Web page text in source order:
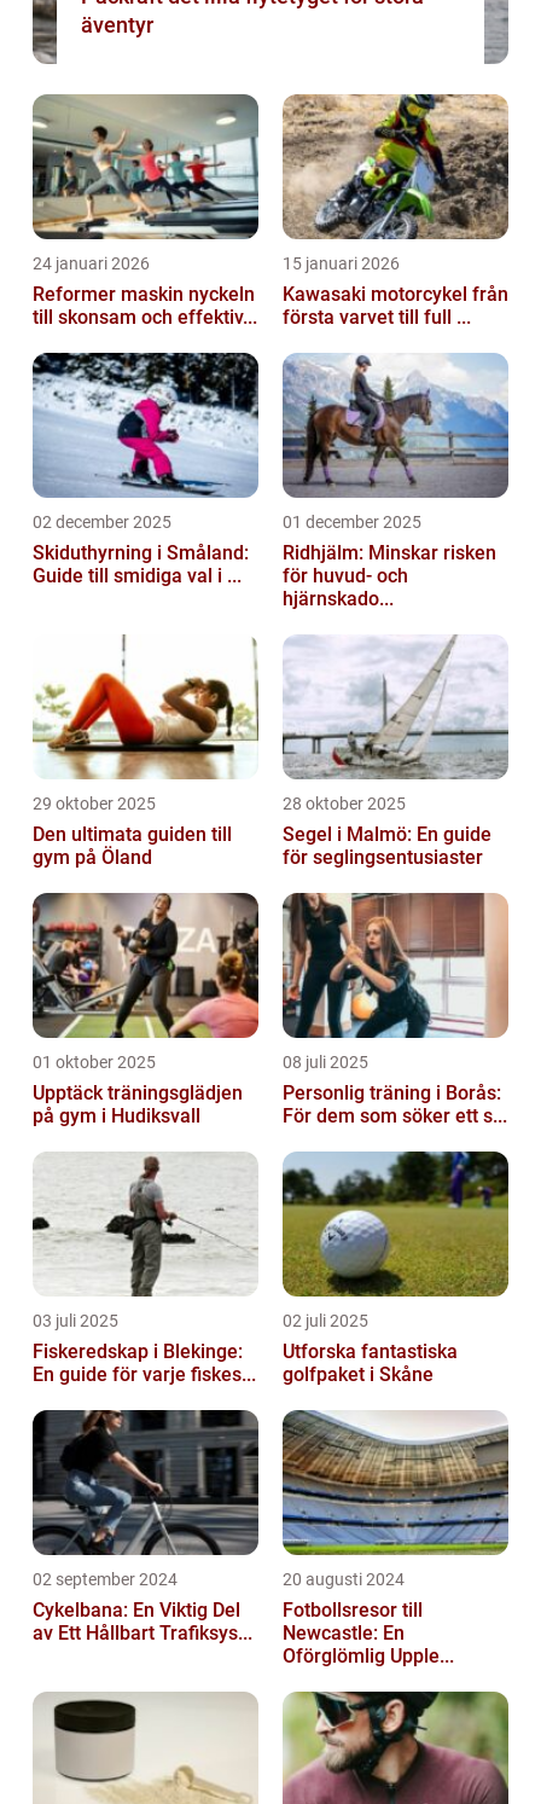
äventyr
24 januari 2026
Reformer maskin nyckeln
till skonsam och effektiv...
15 januari 2026
Kawasaki motorcykel från
första varvet till full ...
02 december 2025
Skiduthyrning i Småland:
Guide till smidiga val i ...
01 december 2025
Ridhjälm: Minskar risken
för huvud- och
hjärnskado...
29 oktober 2025
Den ultimata guiden till
gym på Öland
28 oktober 2025
Segel i Malmö: En guide
för seglingsentusiaster
01 oktober 2025
Upptäck träningsglädjen
på gym i Hudiksvall
08 juli 2025
Personlig träning i Borås:
För dem som söker ett s...
03 juli 2025
Fiskeredskap i Blekinge:
En guide för varje fiskes...
02 juli 2025
Utforska fantastiska
golfpaket i Skåne
02 september 2024
Cykelbana: En Viktig Del
av Ett Hållbart Trafiksys...
20 augusti 2024
Fotbollsresor till
Newcastle: En
Oförglömlig Upple...